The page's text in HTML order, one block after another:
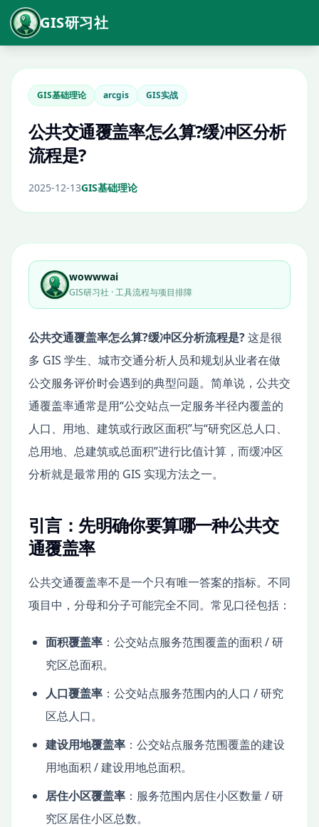
GIS研习社
GIS基础理论 arcgis GIS实战
公共交通覆盖率怎么算?缓冲区分析
流程是?
2025-12-13GIS基础理论
wowwwai
GIS研习社 · 工具流程与项目排障
公共交通覆盖率怎么算?缓冲区分析流程是?这是很
多 GIS 学生、城市交通分析人员和规划从业者在做
公交服务评价时会遇到的典型问题。简单说，公共交
通覆盖率通常是用“公交站点一定服务半径内覆盖的
人口、用地、建筑或行政区面积”与“研究区总人口、
总用地、总建筑或总面积”进行比值计算，而缓冲区
分析就是最常用的 GIS 实现方法之一。
引言：先明确你要算哪一种公共交
通覆盖率
公共交通覆盖率不是一个只有唯一答案的指标。不同
项目中，分母和分子可能完全不同。常见口径包括：
面积覆盖率 ：公交站点服务范围覆盖的面积 / 研
究区总面积。
人口覆盖率 ：公交站点服务范围内的人口 / 研究
区总人口。
建设用地覆盖率 ：公交站点服务范围覆盖的建设
用地面积 / 建设用地总面积。
居住小区覆盖率 ：服务范围内居住小区数量 / 研
究区居住小区总数。